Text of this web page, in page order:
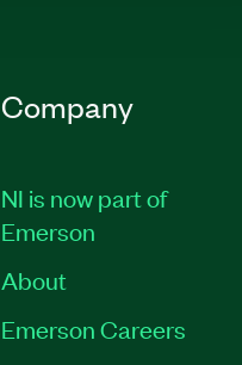
Company
NI is now part of
Emerson
About
Emerson Careers